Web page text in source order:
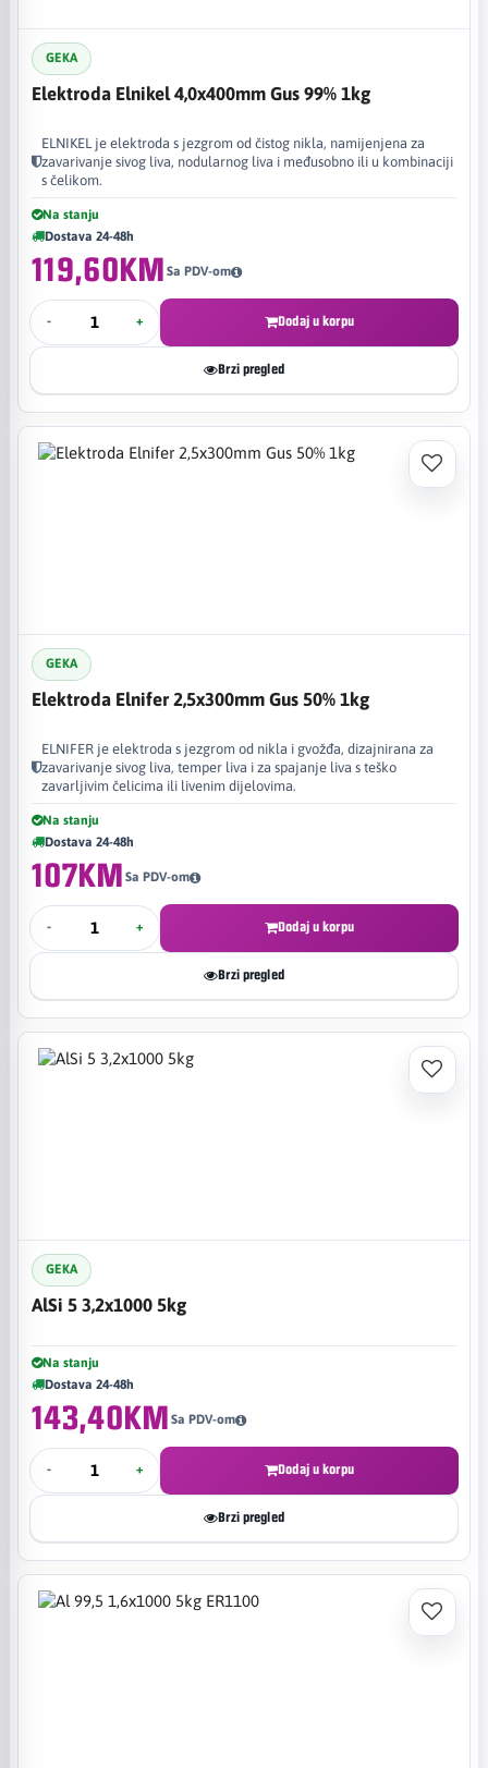
GEKA
Elektroda Elnikel 4,0x400mm Gus 99% 1kg
ELNIKEL je elektroda s jezgrom od čistog nikla, namijenjena za
zavarivanje sivog liva, nodularnog liva i međusobno ili u kombinaciji
s čelikom.
Na stanju
Dostava 24-48h
119,60KM Sa PDV-om
- + Dodaj u korpu
Brzi pregled
GEKA
Elektroda Elnifer 2,5x300mm Gus 50% 1kg
ELNIFER je elektroda s jezgrom od nikla i gvožđa, dizajnirana za
zavarivanje sivog liva, temper liva i za spajanje liva s teško
zavarljivim čelicima ili livenim dijelovima. ​
Na stanju
Dostava 24-48h
107KM Sa PDV-om
- + Dodaj u korpu
Brzi pregled
GEKA
AlSi 5 3,2x1000 5kg
Na stanju
Dostava 24-48h
143,40KM Sa PDV-om
- + Dodaj u korpu
Brzi pregled